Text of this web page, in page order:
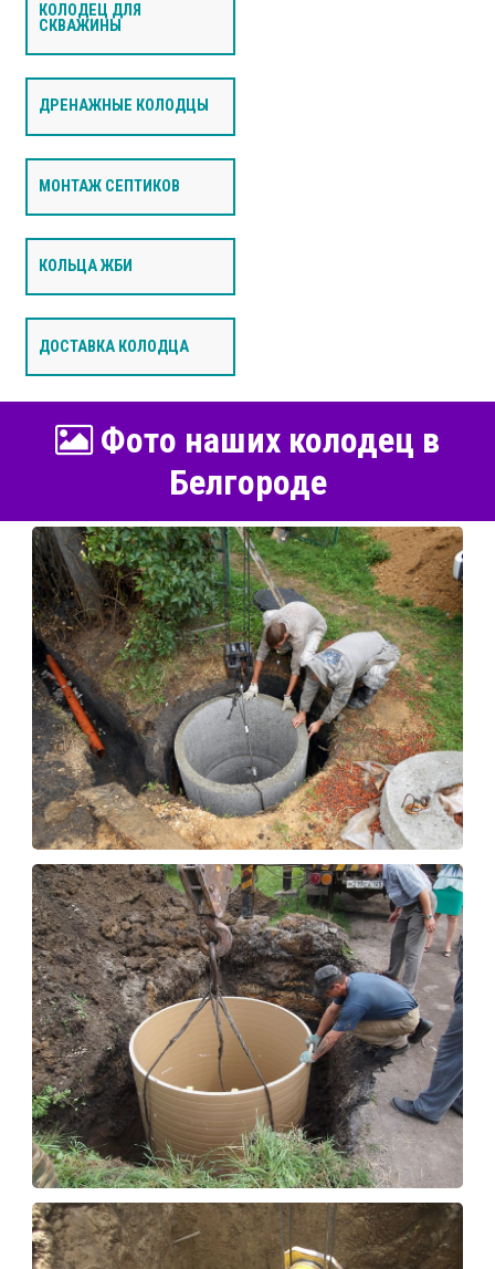
КОЛОДЕЦ ДЛЯ
СКВАЖИНЫ
ДРЕНАЖНЫЕ КОЛОДЦЫ
МОНТАЖ СЕПТИКОВ
КОЛЬЦА ЖБИ
ДОСТАВКА КОЛОДЦА
Фото наших колодец в
Белгороде